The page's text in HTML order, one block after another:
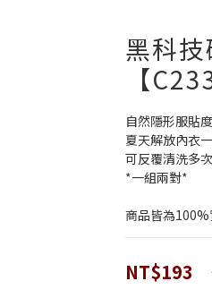
黑科
【
自然隱形服貼
夏天解放內衣
可反覆清洗多次
*一組兩對*
商品皆為
NT$193